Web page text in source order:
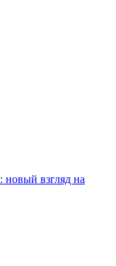
новый взгляд на